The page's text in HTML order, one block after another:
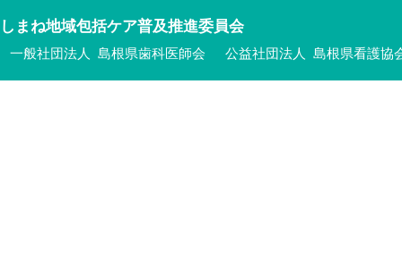
しまね地域包括ケア普及推進委員会
一般社団法人 島根県歯科医師会 公益社団法人 島根県看護協